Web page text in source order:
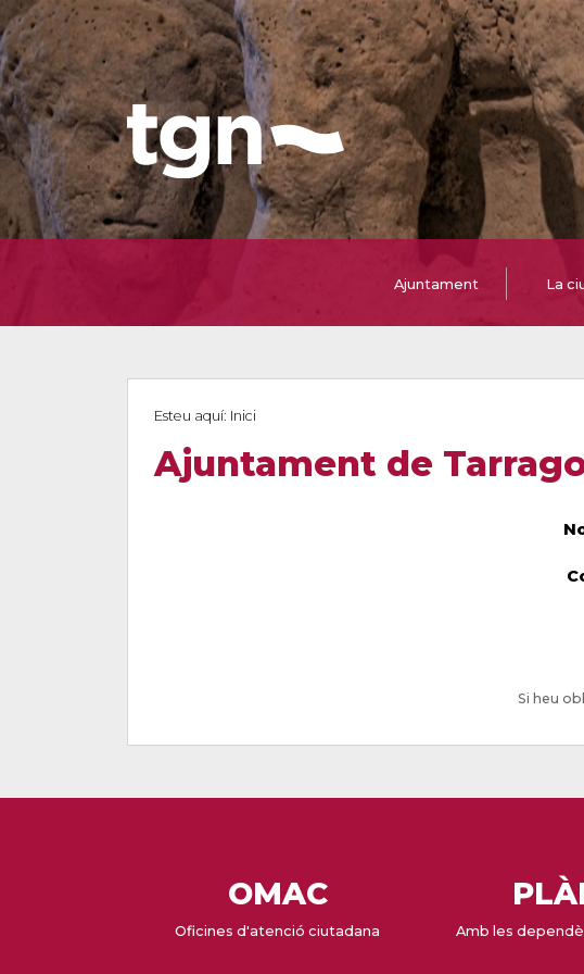
Ajuntament La
Esteu aquí: Inici
Ajuntament de
Si heu
OMAC
Oficines d'atenció ciutadana Amb les